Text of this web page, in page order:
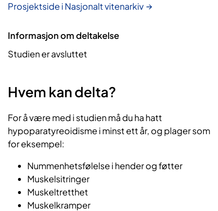
Prosjektside i Nasjonalt vitenarkiv
Informasjon om deltakelse
Studien er avsluttet
Hvem kan delta?
For å være med i studien må du ha hatt
hypoparatyreoidisme i minst ett år, og plager som
for eksempel:
Nummenhetsfølelse i hender og føtter
Muskelsitringer
Muskeltretthet
Muskelkramper